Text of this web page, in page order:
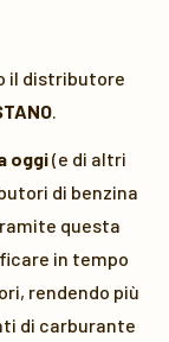
il distributore
.
oggi(e di altri
di benzina
questa
in tempo
rendendo più
di carburante